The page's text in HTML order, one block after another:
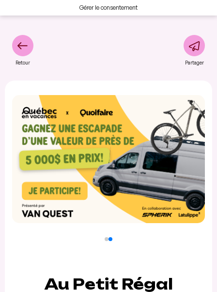
Gérer le consentement
Retour Partager
Au Petit Régal